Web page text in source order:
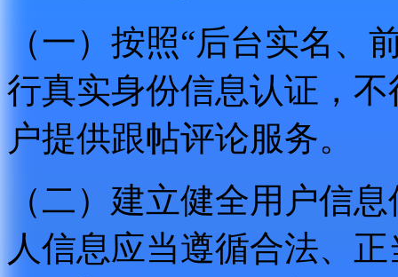
（一）按照“后台实名、
行真实身份信息认证，
户提供跟帖评论服务。
（二）建立健全用户信
人信息应当遵循合法、